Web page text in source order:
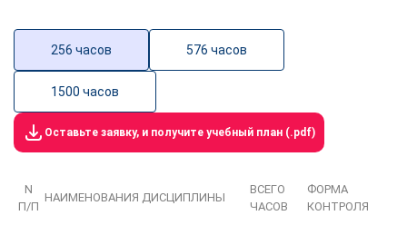
256 часов 576 часов
1500 часов
Оставьте заявку, и получите учебный план (.pdf)
N
П/П
НАИМЕНОВАНИЯ ДИСЦИПЛИНЫ
ВСЕГО
ЧАСОВ
ФОРМА
КОНТРОЛЯ